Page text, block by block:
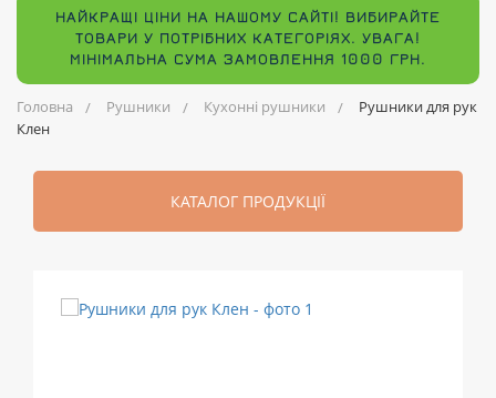
НАЙКРАЩІ ЦІНИ НА НАШОМУ САЙТІ! ВИБИРАЙТЕ
ТОВАРИ У ПОТРІБНИХ КАТЕГОРІЯХ. УВАГА!
МІНІМАЛЬНА СУМА ЗАМОВЛЕННЯ 1000 ГРН.
Головна Рушники Кухонні рушники
Рушники для рук
Клен
КАТАЛОГ ПРОДУКЦІЇ